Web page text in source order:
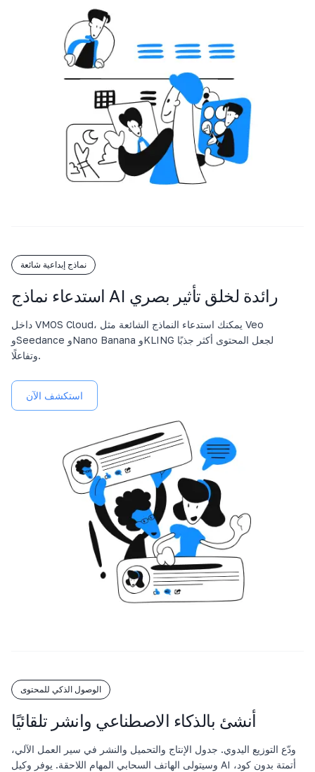
نماذج إبداعية شائعة
استدعاء نماذج AI رائدة لخلق تأثير بصري
داخل VMOS Cloud، يمكنك استدعاء النماذج الشائعة مثل Veo
وSeedance وNano Banana وKLING لجعل المحتوى أكثر جذبًا
وتفاعلًا.
استكشف الآن
الوصول الذكي للمحتوى
أنشئ بالذكاء الاصطناعي وانشر تلقائيًا
ودّع التوزيع اليدوي. جدول الإنتاج والتحميل والنشر في سير العمل الآلي،
وسيتولى الهاتف السحابي المهام اللاحقة. يوفر وكيل AI أتمتة بدون كود،